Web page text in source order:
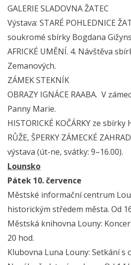
GALERIE SLADOVNA ŽATEC
Výstava: STARÉ POHLEDNICE
soukromé sbírky Bogdana
AFRICKÉ UMĚNÍ. 4. Návštěva
Zemanových.
ZÁMEK STEKNÍK
OBRAZY IGNÁCE RAABA. V
Panny Marie.
HISTORICKÉ KOČÁRKY ze
RŮŽE, ŠPERKY ZÁMECKÉ
výstava (út-ne, svátky: 9–16.00).
Lounsko
Pátek 10. července
Městské informační centrum
historickým středem města. Od
Městská knihovna Louny:
20 hod.
Klubovna Luna Louny: Setkání s